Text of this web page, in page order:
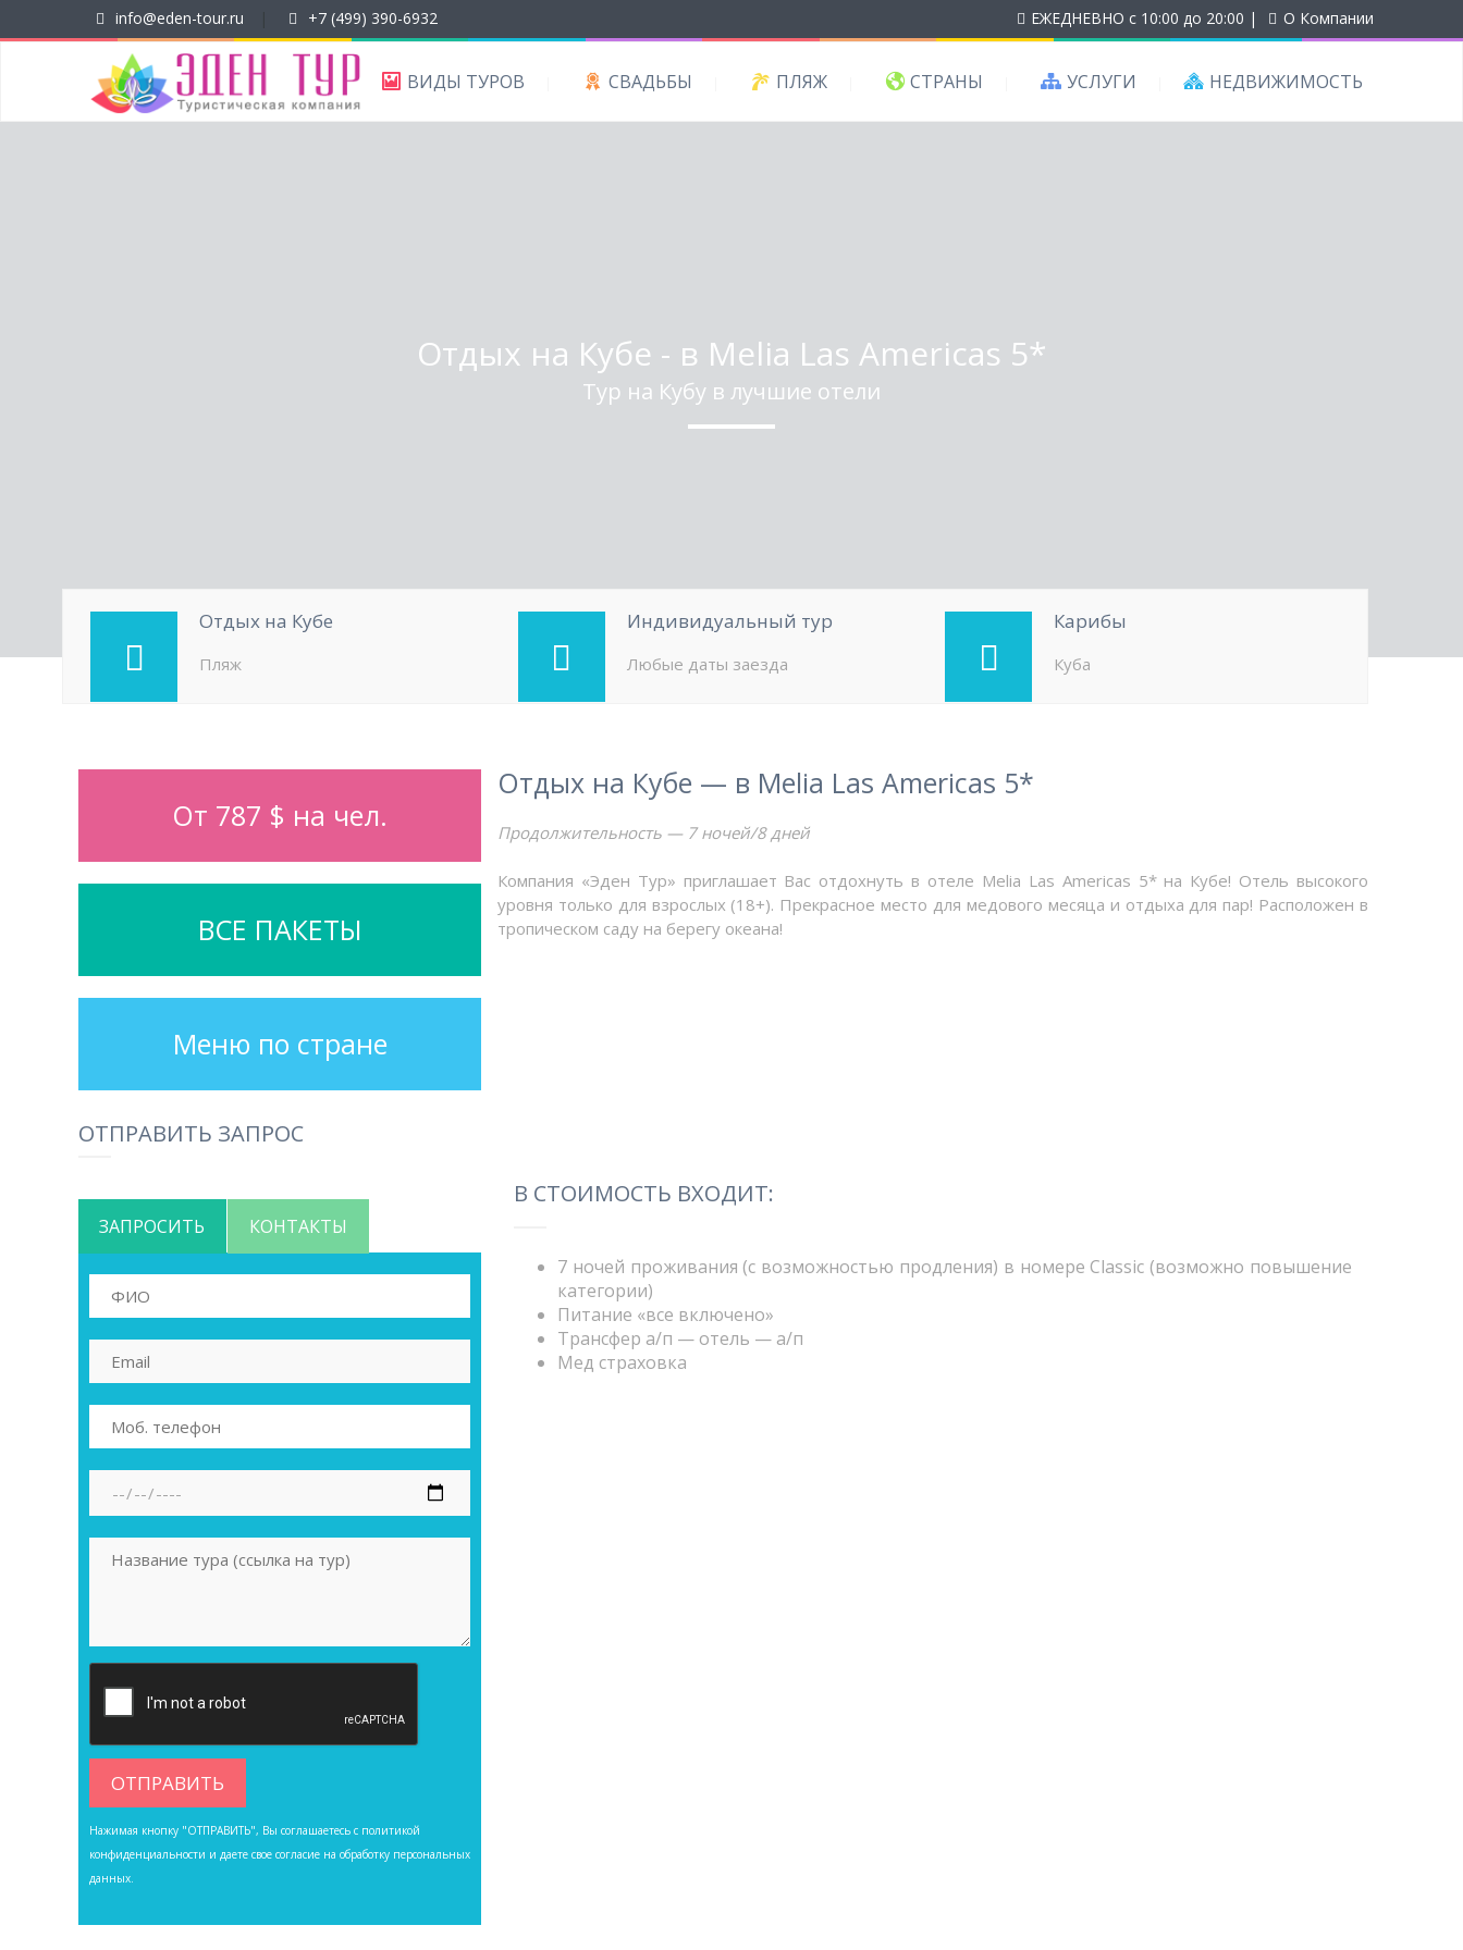
info@eden-tour.ru +7 (499) 390-6932 ЕЖЕДНЕВНО с 10:00 до 20:00 | О Компании
ВИДЫ ТУРОВ СВАДЬБЫ ПЛЯЖ СТРАНЫ УСЛУГИ НЕДВИЖИМОСТЬ
Отдых на Кубе - в Melia Las Americas 5*
Тур на Кубу в лучшие отели
Отдых на Кубе
Пляж
Индивидуальный тур
Любые даты заезда
Карибы
Куба
От 787 $ на чел.
ВСЕ ПАКЕТЫ
Меню по стране
Отдых на Кубе — в Melia Las Americas 5*
Продолжительность — 7 ночей/8 дней
Компания «Эден Тур» приглашает Вас отдохнуть в отеле Melia Las Americas 5* на Кубе! Отель высокого
уровня только для взрослых (18+). Прекрасное место для медового месяца и отдыха для пар! Расположен в
тропическом саду на берегу океана!
ОТПРАВИТЬ ЗАПРОС
ЗАПРОСИТЬ КОНТАКТЫ
Нажимая кнопку "ОТПРАВИТЬ", Вы соглашаетесь с политикой
конфиденциальности и даете свое согласие на обработку персональных
данных.
В СТОИМОСТЬ ВХОДИТ:
7 ночей проживания (c возможностью продления) в номере Classic (возможно повышение
категории)
Питание «все включено»
Трансфер а/п — отель — а/п
Мед страховка